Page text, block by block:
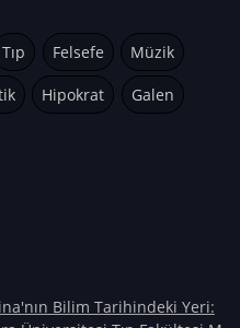
Tıp Felsefe Müzik
Hipokrat Galen
Bilim Tarihindeki Yeri: